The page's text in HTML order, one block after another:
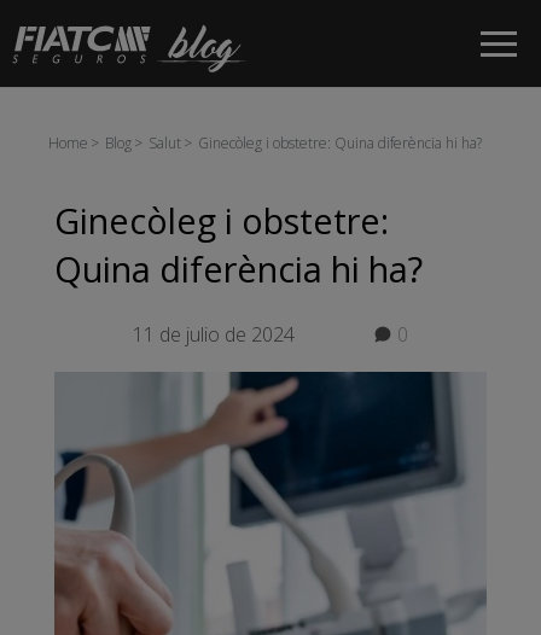
Salta al contingut principal
Home Blog Salut Ginecòleg i obstetre: Quina diferència hi ha?
Ginecòleg i obstetre:
Quina diferència hi ha?
11 de julio de 2024 0